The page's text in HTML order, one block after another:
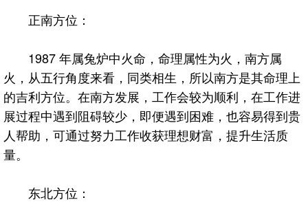
正南方位：
1987 年属兔炉中火命，命理属性为火，南方属
火，从五行角度来看，同类相生，所以南方是其命理上
的吉利方位。在南方发展，工作会较为顺利，在工作进
展过程中遇到阻碍较少，即便遇到困难，也容易得到贵
人帮助，可通过努力工作收获理想财富，提升生活质
量。
东北方位：